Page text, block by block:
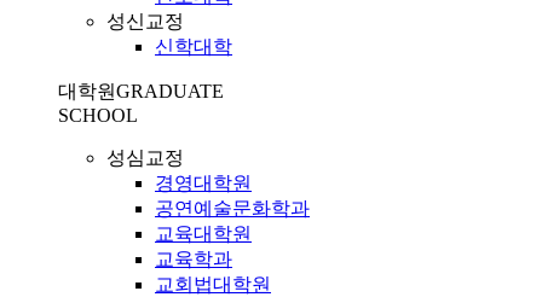
성신교정
신학대학
대학원GRADUATE
SCHOOL
성심교정
경영대학원
공연예술문화학과
교육대학원
교육학과
교회법대학원